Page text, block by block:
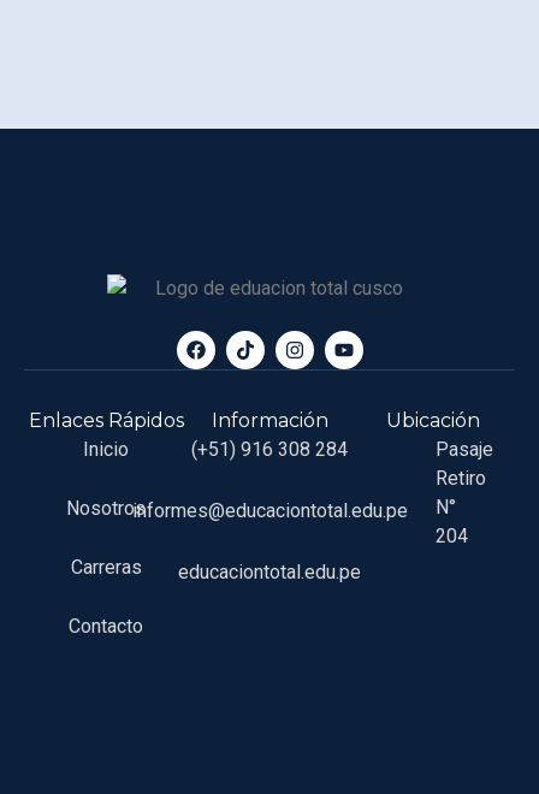
Enlaces Rápidos
Inicio
Nosotros
Carreras
Contacto
Información
(+51) 916 308 284
informes@educaciontotal.edu.pe
educaciontotal.edu.pe
Ubicación
Pasaje
Retiro
N°
204